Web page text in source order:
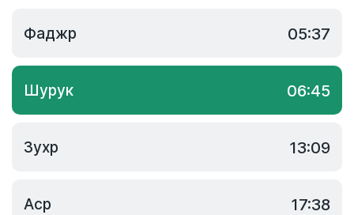
Фаджр 05:37
Шурук 06:45
Зухр 13:09
Аср 17:38